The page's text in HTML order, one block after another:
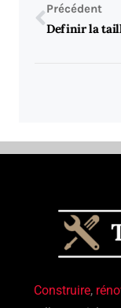
Précédent
Construire,